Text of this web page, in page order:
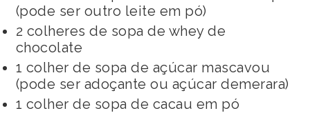
(pode ser outro leite em pó)
2 colheres de sopa de whey de
chocolate
1 colher de sopa de açúcar mascavou
(pode ser adoçante ou açúcar demerara)
1 colher de sopa de cacau em pó